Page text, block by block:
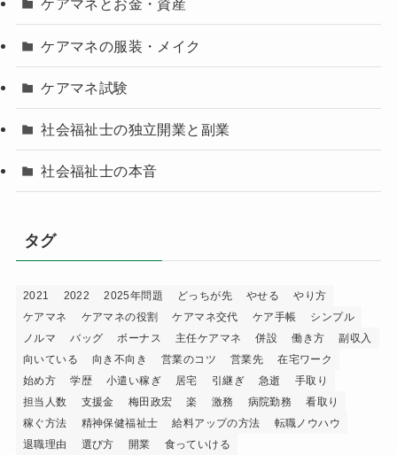
ケアマネとお金・資産
ケアマネの服装・メイク
ケアマネ試験
社会福祉士の独立開業と副業
社会福祉士の本音
タグ
2021 2022 2025年問題 どっちが先 やせる
やり方
ケアマネ
ケアマネの役割 ケアマネ交代 ケア手帳
シンプル
ノルマ
バッグ ボーナス 主任ケアマネ 併設 働き方
副収入
向いている
向き不向き 営業のコツ 営業先
在宅ワーク
始め方
学歴 小遣い稼ぎ 居宅 引継ぎ 急逝
手取り
担当人数
支援金 梅田政宏 楽 激務 病院勤務
看取り
稼ぐ方法
精神保健福祉士 給料アップの方法
転職ノウハウ
退職理由
選び方 開業 食っていける